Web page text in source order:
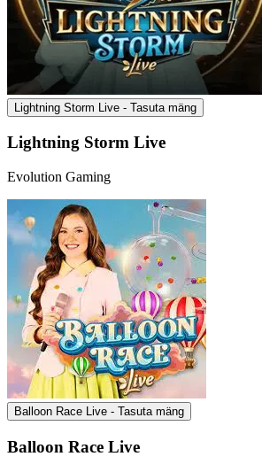
Lightning Storm Live - Tasuta mäng
Lightning Storm Live
Evolution Gaming
Balloon Race Live - Tasuta mäng
Balloon Race Live